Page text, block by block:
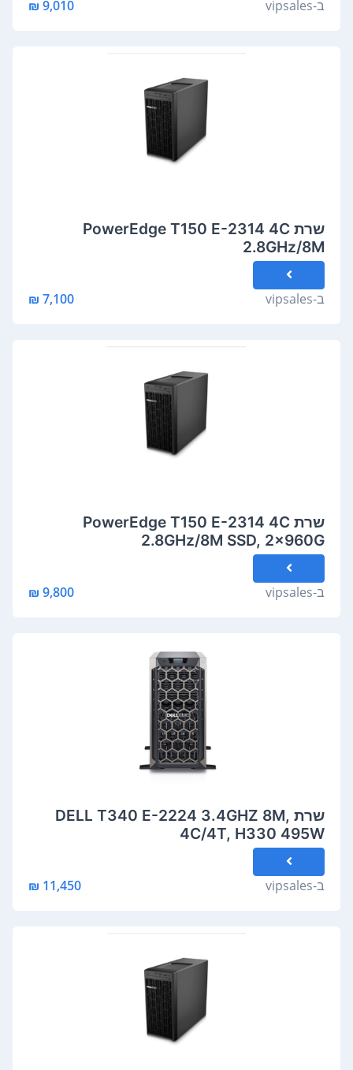
ב-vipsales
9,010 ₪
שרת PowerEdge T150 E-2314 4C
2.8GHz/8M
ב-vipsales
7,100 ₪
שרת PowerEdge T150 E-2314 4C
2.8GHz/8M SSD, 2x960G
ב-vipsales
9,800 ₪
שרת DELL T340 E-2224 3.4GHZ 8M,
4C/4T, H330 495W
ב-vipsales
11,450 ₪